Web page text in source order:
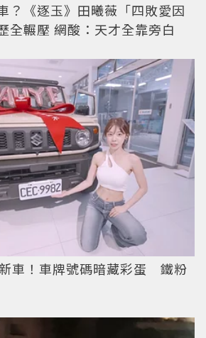
？《逐玉》田曦薇「四敗愛因
全輾壓 網酸：天才全靠旁白
車！車牌號碼暗藏彩蛋 鐵粉